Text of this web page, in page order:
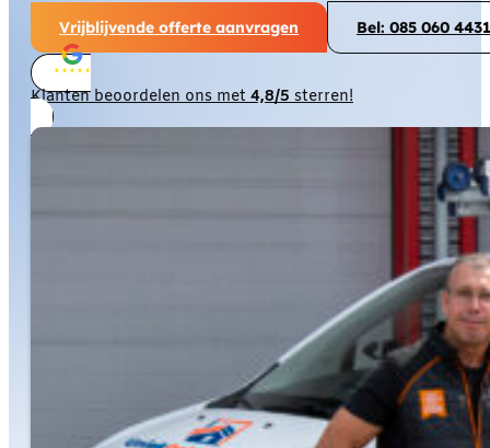
Vrijblijvende offerte aanvragen Bel: 085 060 4431
Klanten beoordelen ons met4,8/5sterren!